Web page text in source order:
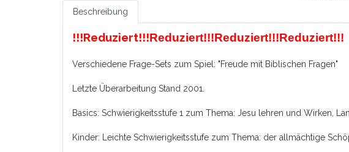
Beschreibung
!!!Reduziert!!!Reduziert!!!Reduziert!!!Reduziert!!!
Verschiedene Frage-Sets zum Spiel: "Freude mit Biblischen Fragen"
Letzte Überarbeitung Stand 2001.
Basics: Schwierigkeitsstufe 1 zum Thema: Jesu lehren und Wirken,
Kinder: Leichte Schwierigkeitsstufe zum Thema: der allmächtige